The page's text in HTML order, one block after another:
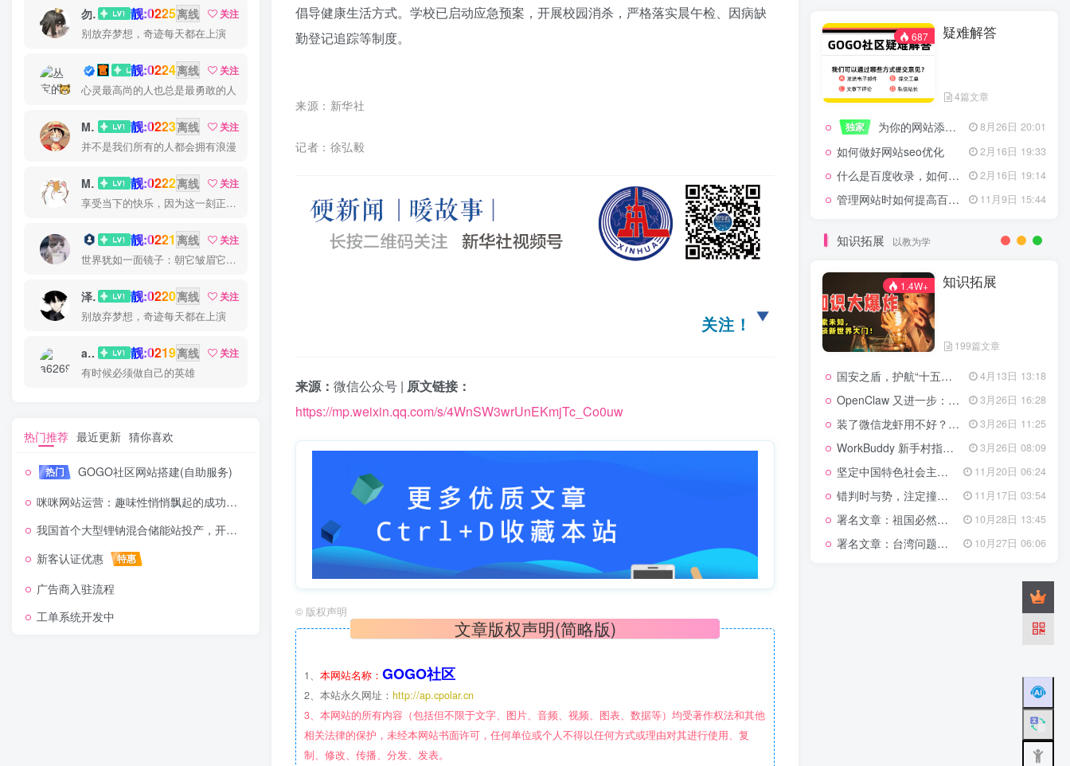
勿听 靓:0225离线
关注
别放弃梦想，奇迹每天都在上演
丛宝 靓:0224离线
关注
心灵最高尚的人也总是最勇敢的人
MS-康娃 靓:0223离线
关注
并不是我们所有的人都会拥有浪漫
Miss 先生 靓:0222离线
关注
享受当下的快乐，因为这一刻正是你的人生
猫小白 靓:0221 离线
关注
世界犹如一面镜子：朝它皱眉它就朝你皱眉，朝它微笑它也吵你微笑
泽宇 靓:0220离线
关注
别放弃梦想，奇迹每天都在上演
a626911 靓:0219离线
关注
有时候必须做自己的英雄
热门推荐 最近更新 猜你喜欢
热门
GOGO社区网站搭建(自助服务)
咪咪网站运营：趣味性悄悄飘起的成功风头
我国首个大型锂钠混合储能站投产，开启储能新时代
新客认证优惠
特惠
广告商入驻流程
工单系统开发中
倡导健康生活方式。学校已启动应急预案，开展校园消杀，严格落实晨午检、因病缺
勤登记追踪等制度。
来源：新华社
记者：徐弘毅
关注！
来源： 微信公众号 | 原文链接：
https://mp.weixin.qq.com/s/4WnSW3wrUnEKmjTc_Co0uw
© 版权声明
文章版权声明(简略版)
1、 本网站名称： GOGO社区
2、本站永久网址： http://ap.cpolar.cn
3、本网站的所有内容（包括但不限于文字、图片、音频、视频、图表、数据等）均受著作权法和其他
相关法律的保护，未经本网站书面许可，任何单位或个人不得以任何方式或理由对其进行使用、复
制、修改、传播、分发、发表。
687 疑难解答
4篇文章
独家 为你的网站添加百度登录 8月26日 20:01
如何做好网站seo优化 2月16日 19:33
什么是百度收录，如何提高收录量？ 2月16日 19:14
管理网站时如何提高百度权重？ 11月9日 15:44
知识拓展 以教为学
1.4W+ 知识拓展
199篇文章
国安之盾，护航“十五五”新征程 4月13日 13:18
OpenClaw 又进一步：微信直连+安全检测+版本切换 3月26日 16:28
装了微信龙虾用不好？3步让你轻松指挥AI干活！ 3月26日 11:25
WorkBuddy 新手村指南：10 个核心技巧帮你解锁满级虾🦞！ 3月26日 08:09
坚定中国特色社会主义法治的政治定力 11月20日 06:24
错判时与势，注定撞南墙 11月17日 03:54
署名文章：祖国必然统一势不可挡 10月28日 13:45
署名文章：台湾问题的由来和性质 10月27日 06:06
一起走过的日子 2月16日 19:07
来生缘
活着——洪真英
辉星 – INSOMNIA 2月16日 19:06
《INSOMNIA》欧美 2月16日 19:06
疑难解答
4篇文章
独家 为你的网站添加百度登录
如何做好网站seo优化
什么是百度收录，如何提高收录量？ 2月16日 19:14
管理网站时如何提高百度权重？ 11月9日 15:44
以教为学
知识拓展
199篇文章
国安之盾，护航“十五五”新征程 4月13日 13:18
3月26日 11:25
3月26日 08:09
10月28日 13:45
10月27日 06:06